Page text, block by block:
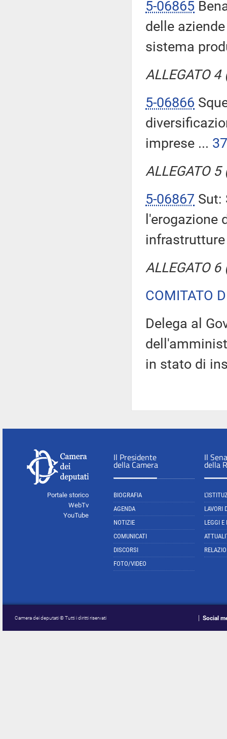
5-06865
delle
sistema
ALLEGATO
5-06866
imprese ...
ALLEGATO
5-06867 Sut:
l'erogazione
ALLEGATO
COMITATO
Delega al
in stato di
Portale storico
WebTv
YouTube
Il Presidente
della Camera
BIOGRAFIA
AGENDA
NOTIZIE
COMUNICATI
DISCORSI
FOTO/VIDEO
Il
della
LAVORI
LEGGI E
Camera dei deputati © Tutti i diritti riservati Social